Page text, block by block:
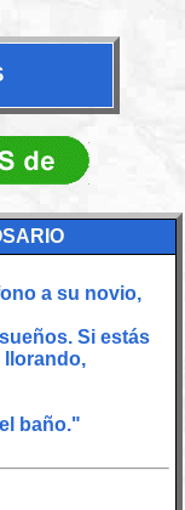
a su novio,
Si estás
llorando,
baño."